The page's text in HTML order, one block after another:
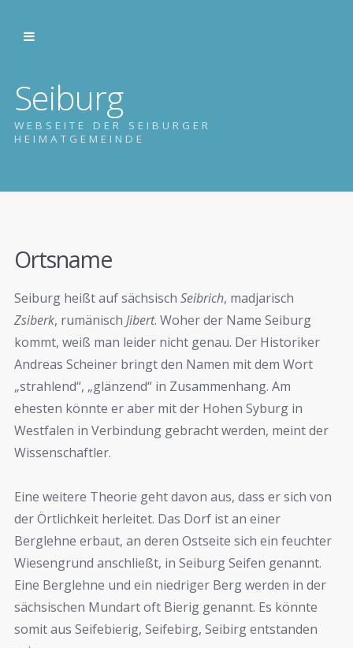
Seiburg
WEBSEITE DER SEIBURGER
HEIMATGEMEINDE
Ortsname
Seiburg heißt auf sächsisch Seibrich, madjarisch
Zsiberk, rumänisch Jibert. Woher der Name Seiburg
kommt, weiß man leider nicht genau. Der Historiker
Andreas Scheiner bringt den Namen mit dem Wort
„strahlend“, „glänzend“ in Zusammenhang. Am
ehesten könnte er aber mit der Hohen Syburg in
Westfalen in Verbindung gebracht werden, meint der
Wissenschaftler.
Eine weitere Theorie geht davon aus, dass er sich von
der Örtlichkeit herleitet. Das Dorf ist an einer
Berglehne erbaut, an deren Ostseite sich ein feuchter
Wiesengrund anschließt, in Seiburg Seifen genannt.
Eine Berglehne und ein niedriger Berg werden in der
sächsischen Mundart oft Bierig genannt. Es könnte
somit aus Seifebierig, Seifebirg, Seibirg entstanden